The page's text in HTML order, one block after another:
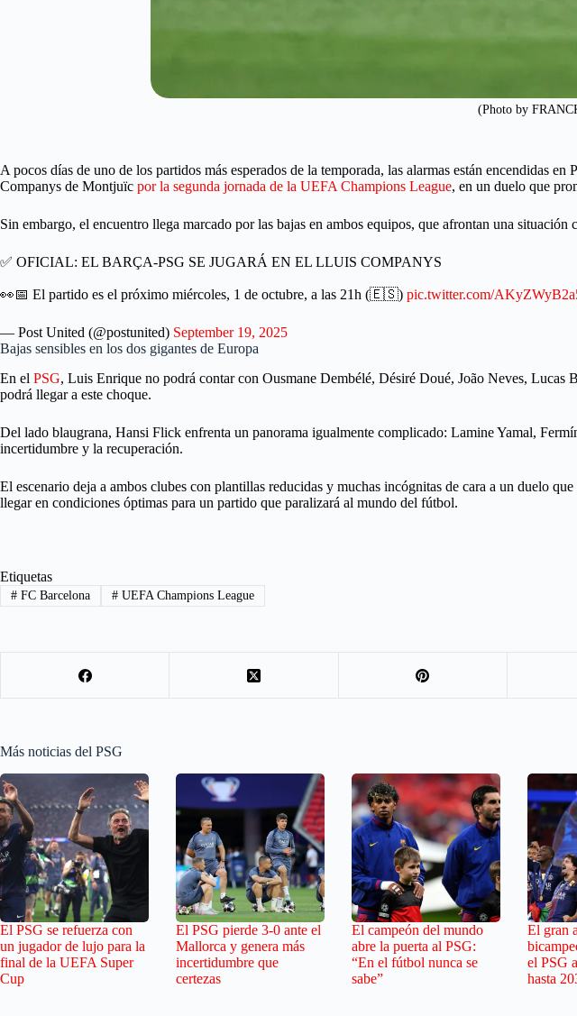
(Photo by
A pocos días de uno de los partidos más esperados de la temporada, las alarmas están
Companys de Montjuïc por la segunda jornada de la UEFA Champions League, en un duelo que
Sin embargo, el encuentro llega marcado por las bajas en ambos equipos, que afrontan una situación
✅ OFICIAL: EL BARÇA-PSG SE JUGARÁ EN EL LLUIS COMPANYS
👀📅 El partido es el próximo miércoles, 1 de octubre, a las 21h (🇪🇸) pic.twitter.com/
— Post United (@postunited) September 19, 2025
Bajas sensibles en los dos gigantes de Europa
En el PSG, Luis Enrique no podrá contar con Ousmane Dembélé, Désiré Doué, João Neves,
podrá llegar a este choque.
Del lado blaugrana, Hansi Flick enfrenta un panorama igualmente complicado: Lamine Yamal,
incertidumbre y la recuperación.
El escenario deja a ambos clubes con plantillas reducidas y muchas incógnitas de cara a un duelo
llegar en condiciones óptimas para un partido que paralizará al mundo del fútbol.
Etiquetas
#FC Barcelona #UEFA Champions League
Más noticias del PSG
El PSG se refuerza con
un jugador de lujo para la
final de la UEFA Super
Cup
El PSG pierde 3-0 ante el
Mallorca y genera más
incertidumbre que
certezas
El campeón del mundo
abre la puerta al PSG:
“En el fútbol nunca se
sabe”
El gran
el PSG
hasta